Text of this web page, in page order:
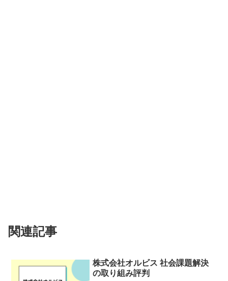
関連記事
株式会社オルビス 社会課題解決
の取り組み評判